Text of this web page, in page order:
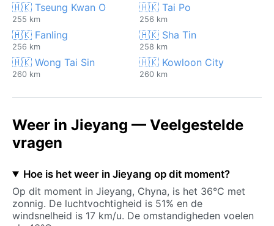
🇭🇰 Tseung Kwan O
255 km
🇭🇰 Tai Po
256 km
🇭🇰 Fanling
256 km
🇭🇰 Sha Tin
258 km
🇭🇰 Wong Tai Sin
260 km
🇭🇰 Kowloon City
260 km
Weer in Jieyang — Veelgestelde
vragen
Hoe is het weer in Jieyang op dit moment?
Op dit moment in Jieyang, Chyna, is het 36°C met
zonnig. De luchtvochtigheid is 51% en de
windsnelheid is 17 km/u. De omstandigheden voelen